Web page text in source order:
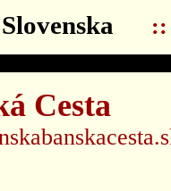
Slovenska ::
Cesta